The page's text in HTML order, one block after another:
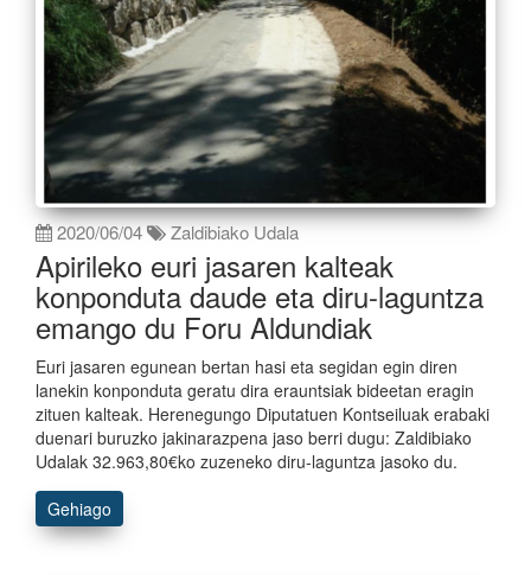
2020/06/04 Zaldibiako Udala
Apirileko euri jasaren kalteak
konponduta daude eta diru-laguntza
emango du Foru Aldundiak
Euri jasaren egunean bertan hasi eta segidan egin diren
lanekin konponduta geratu dira erauntsiak bideetan eragin
zituen kalteak. Herenegungo Diputatuen Kontseiluak erabaki
duenari buruzko jakinarazpena jaso berri dugu: Zaldibiako
Udalak 32.963,80€ko zuzeneko diru-laguntza jasoko du.
Gehiago